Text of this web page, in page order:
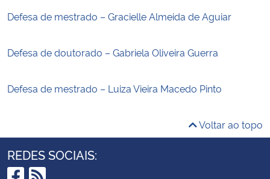
Defesa de mestrado – Gracielle Almeida de Aguiar
Defesa de doutorado – Gabriela Oliveira Guerra
Defesa de mestrado – Luiza Vieira Macedo Pinto
Voltar ao topo
REDES SOCIAIS: